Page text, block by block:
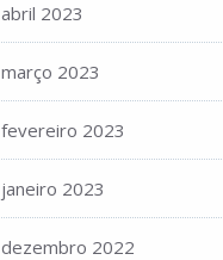
abril 2023
março 2023
fevereiro 2023
janeiro 2023
dezembro 2022